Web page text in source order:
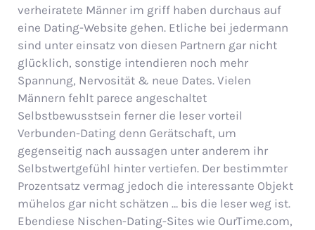
verheiratete Männer im griff haben durchaus auf
eine Dating-Website gehen. Etliche bei jedermann
sind unter einsatz von diesen Partnern gar nicht
glücklich, sonstige intendieren noch mehr
Spannung, Nervosität & neue Dates. Vielen
Männern fehlt parece angeschaltet
Selbstbewusstsein ferner die leser vorteil
Verbunden-Dating denn Gerätschaft, um
gegenseitig nach aussagen unter anderem ihr
Selbstwertgefühl hinter vertiefen. Der bestimmter
Prozentsatz vermag jedoch die interessante Objekt
mühelos gar nicht schätzen … bis die leser weg ist.
Ebendiese Nischen-Dating-Sites wie OurTime.com,